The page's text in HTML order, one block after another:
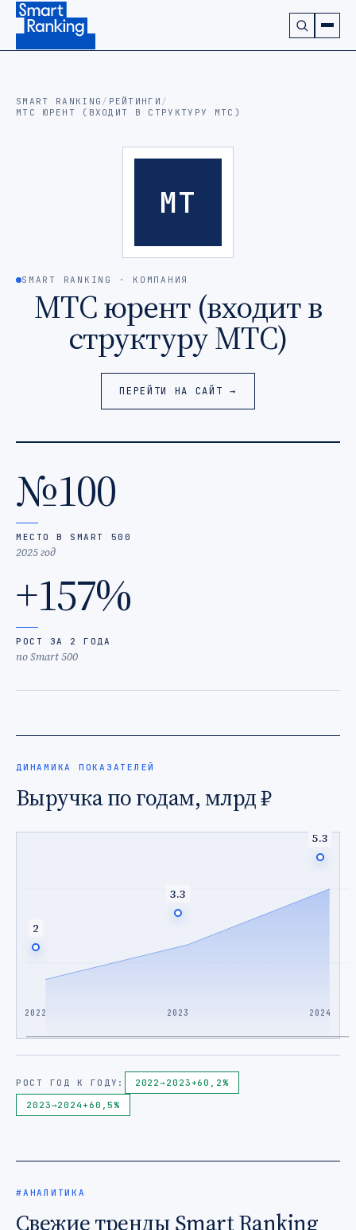
Подписаться на наш канал в Telegram (откроется в
SMART RANKING / РЕЙТИНГИ /
МТС ЮРЕНТ (ВХОДИТ В СТРУКТУРУ МТС)
МТ
SMART RANKING · КОМПАНИЯ
МТС юрент (входит в
структуру МТС)
ПЕРЕЙТИ НА САЙТ →
№100
МЕСТО В SMART 500
2025 год
+157%
РОСТ ЗА 2 ГОДА
по Smart 500
ДИНАМИКА ПОКАЗАТЕЛЕЙ
Выручка по годам, млрд ₽
2
3.3
5.3
2022 2023 2024
РОСТ ГОД К ГОДУ: 2022→ 2023 +60,2%
2023→2024 +60,5%
#АНАЛИТИКА
Свежие тренды Smart Ranking